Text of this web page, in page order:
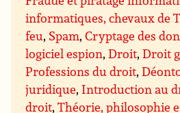
informatiques, chevaux de
feu, Spam,Cryptage des
logiciel espion,Droit,Droit
Professions du droit,
juridique, Introduction au
droit,Théorie, philosophie